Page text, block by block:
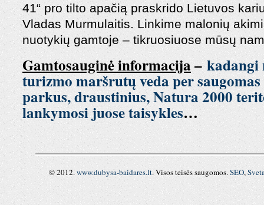
41“ pro tilto apačią praskrido Lietuvos
Vladas Murmulaitis. Linkime malonių
nuotykių gamtoje – tikruosiuose mūsų
Gamtosauginė informacija–kadangi
turizmo maršrutų veda per
parkus, draustinius, Natura 2000
lankymosi juose taisykles…
© 2012.www.dubysa-baidares.lt. Visos teisės saugomos.SEO,
RSS
RSS